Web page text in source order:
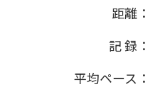
距離：
記 録：
平均ペース：